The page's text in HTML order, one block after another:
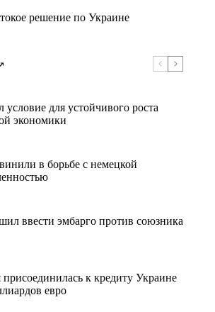
решение по Украине
условие для устойчивого роста
экономики
в борьбе с немецкой
ввести эмбарго против союзника
присоединилась к кредиту Украине
евро